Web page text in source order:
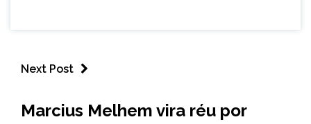
Next Post
Marcius Melhem vira réu por